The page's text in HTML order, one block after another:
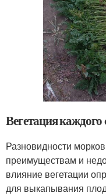
Вегетация каждого
Разновидности
преимуществам и
влияние вегетации
для выкапывания